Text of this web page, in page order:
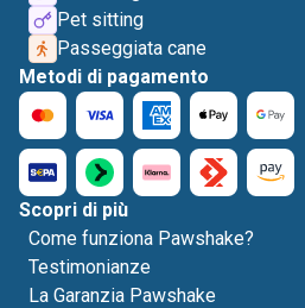
Pet sitting
Passeggiata cane
Metodi di pagamento
Scopri di più
Come funziona Pawshake?
Testimonianze
La Garanzia Pawshake